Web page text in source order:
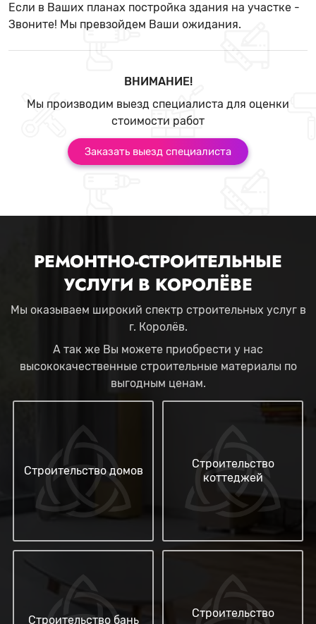
Если в Ваших планах постройка здания на участке -
Звоните! Мы превзойдем Ваши ожидания.
ВНИМАНИЕ!
Мы производим выезд специалиста для оценки
стоимости работ
Заказать выезд специалиста
РЕМОНТНО-СТРОИТЕЛЬНЫЕ
УСЛУГИ В КОРОЛЁВЕ
Мы оказываем широкий спектр строительных услуг в
г. Королёв.
А так же Вы можете приобрести у нас
высококачественные строительные материалы по
выгодным ценам.
Строительство домов
Строительство
коттеджей
Строительство бань
Строительство